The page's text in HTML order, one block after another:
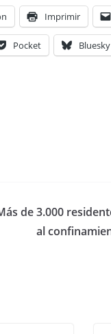
Imprimir
Pocket Bluesky
de 3.000
al